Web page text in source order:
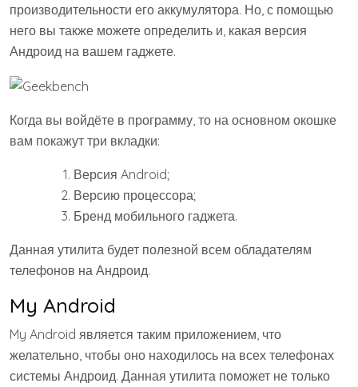
производительности его аккумулятора. Но, с помощью
него вы также можете определить и, какая версия
Андроид на вашем гаджете.
Когда вы войдёте в программу, то на основном окошке
вам покажут три вкладки:
Версия Android;
Версию процессора;
Бренд мобильного гаджета.
Данная утилита будет полезной всем обладателям
телефонов на Андроид.
My Android
My Android является таким приложением, что
желательно, чтобы оно находилось на всех телефонах
системы Андроид. Данная утилита поможет не только